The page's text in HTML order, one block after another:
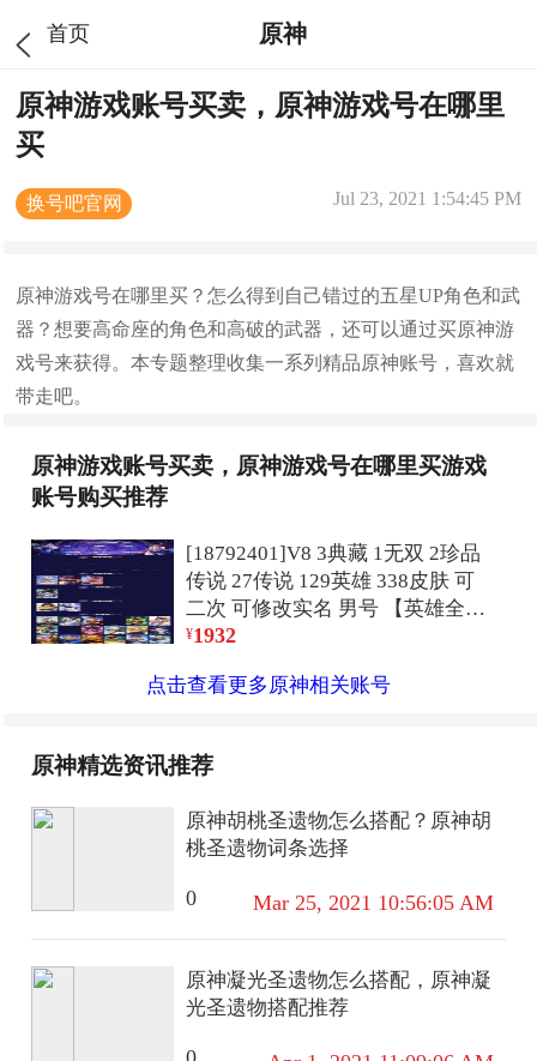
首页 原神
原神游戏账号买卖，原神游戏号在哪里
买
换号吧官网 Jul 23, 2021 1:54:45 PM
原神游戏号在哪里买？怎么得到自己错过的五星UP角色和武
器？想要高命座的角色和高破的武器，还可以通过买原神游
戏号来获得。本专题整理收集一系列精品原神账号，喜欢就
带走吧。
原神游戏账号买卖，原神游戏号在哪里买游戏
账号购买推荐
[18792401]V8 3典藏 1无双 2珍品
传说 27传说 129英雄 338皮肤 可
二次 可修改实名 男号 【英雄全
皮】橘右京全皮,敖隐全皮,空空儿
西奥全皮,影全皮,大禹全皮【稀有
师傅),艾琳,橘右京(橘子),娜可露露
戈娅【荣耀水晶】最初的交响(伽
罗典藏),拾光映像(瑶典藏),杀手不
双)【珍品传说】沧流箭,怪盗基德
【传说皮】神骥·赴朔漠,乘龙·铭钟
鼎(赵云年限),乘龙·问璇玑(孙尚香
年限),神树通天,黄金射手座,黄金白
羊座,地狱火,地狱之眼,末日机甲-孙
尚香(绿蚂蚱),淬星耀世,冠军飞将,
¥1932
点击查看更多原神相关账号
原神精选资讯推荐
原神胡桃圣遗物怎么搭配？原神胡
桃圣遗物词条选择
0 Mar 25, 2021 10:56:05 AM
原神凝光圣遗物怎么搭配，原神凝
光圣遗物搭配推荐